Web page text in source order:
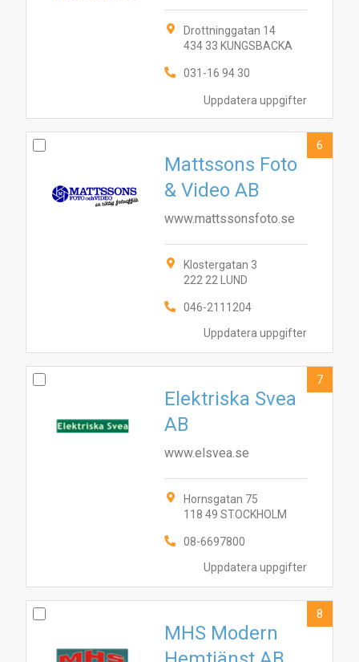
Uppdatera uppgifter
Drottninggatan 14
434 33 KUNGSBACKA
031-16 94 30
Uppdatera uppgifter
Mattssons Foto
& Video AB
www.mattssonsfoto.se
Klostergatan 3
222 22 LUND
046-2111204
6
Uppdatera uppgifter
Elektriska Svea
AB
www.elsvea.se
Hornsgatan 75
118 49 STOCKHOLM
08-6697800
7
MHS Modern
8